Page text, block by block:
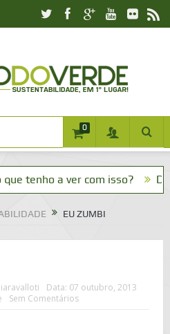
0
a ver com isso? Dia da
EU ZUMBI
Data: 07 outubro, 2013
Sem Comentários